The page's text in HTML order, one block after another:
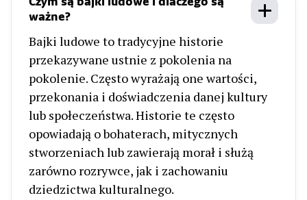
ważne?
Bajki ludowe to tradycyjne historie
przekazywane ustnie z pokolenia na
pokolenie. Często wyrażają one wartości,
przekonania i doświadczenia danej kultury
lub społeczeństwa. Historie te często
opowiadają o bohaterach, mitycznych
stworzeniach lub zawierają morał i służą
zarówno rozrywce, jak i zachowaniu
dziedzictwa kulturalnego.